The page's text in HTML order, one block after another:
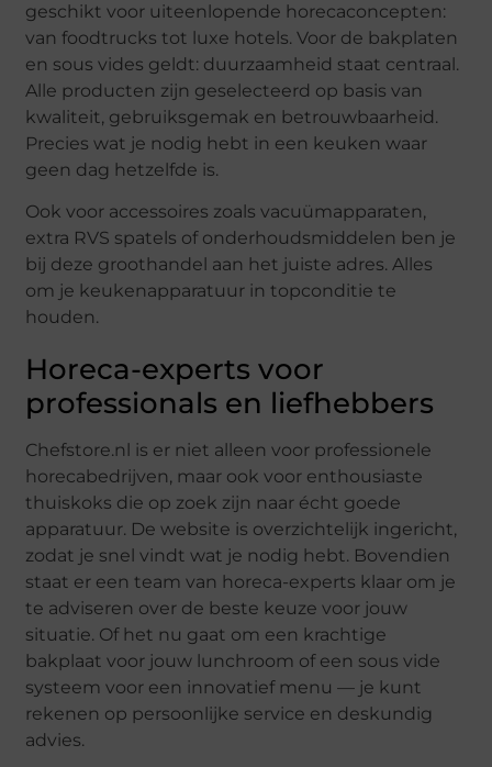
geschikt voor uiteenlopende horecaconcepten:
van foodtrucks tot luxe hotels. Voor de bakplaten
en sous vides geldt: duurzaamheid staat centraal.
Alle producten zijn geselecteerd op basis van
kwaliteit, gebruiksgemak en betrouwbaarheid.
Precies wat je nodig hebt in een keuken waar
geen dag hetzelfde is.
Ook voor accessoires zoals vacuümapparaten,
extra RVS spatels of onderhoudsmiddelen ben je
bij deze groothandel aan het juiste adres. Alles
om je keukenapparatuur in topconditie te
houden.
Horeca-experts voor
professionals en liefhebbers
Chefstore.nl is er niet alleen voor professionele
horecabedrijven, maar ook voor enthousiaste
thuiskoks die op zoek zijn naar écht goede
apparatuur. De website is overzichtelijk ingericht,
zodat je snel vindt wat je nodig hebt. Bovendien
staat er een team van horeca-experts klaar om je
te adviseren over de beste keuze voor jouw
situatie. Of het nu gaat om een krachtige
bakplaat voor jouw lunchroom of een sous vide
systeem voor een innovatief menu — je kunt
rekenen op persoonlijke service en deskundig
advies.